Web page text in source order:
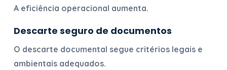
A eficiência operacional aumenta.
Descarte seguro de documentos
O descarte documental segue critérios legais e
ambientais adequados.